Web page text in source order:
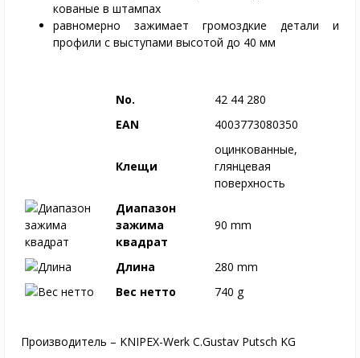
кованые в штампах
равномерно зажимает громоздкие детали и
профили с выступами высотой до 40 мм
No.
42 44 280
EAN
4003773080350
Клещи
оцинкованные,
глянцевая
поверхность
Диапазон
зажима
квадрат
90 mm
Длина
280 mm
Вес нетто
740 g
Производитель – KNIPEX-Werk C.Gustav Putsch KG